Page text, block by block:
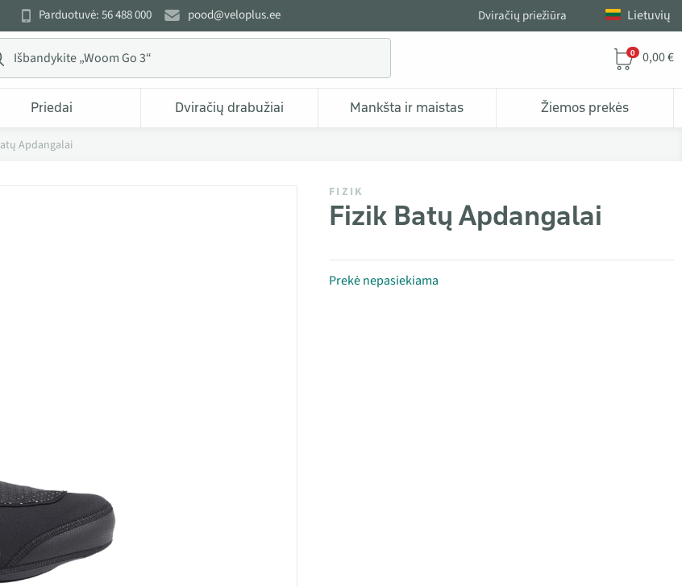
Parduotuvė: 56 488 000 pood@veloplus.ee Dviračių priežiūra Lietuvių
0 0,00 €
Priedai Dviračių drabužiai Mankšta ir maistas Žiemos prekės
Apdangalai
FIZIK
Fizik Batų Apdangalai
Prekė nepasiekiama